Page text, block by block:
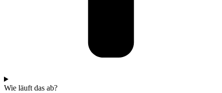
Wie läuft das ab?